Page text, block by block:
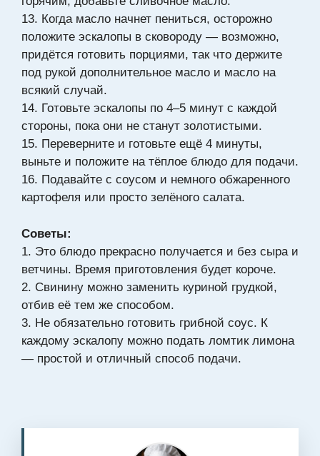
13. Когда масло начнет пениться, осторожно
положите эскалопы в сковороду — возможно,
придётся готовить порциями, так что держите
под рукой дополнительное масло и масло на
всякий случай.
14. Готовьте эскалопы по 4–5 минут с каждой
стороны, пока они не станут золотистыми.
15. Переверните и готовьте ещё 4 минуты,
выньте и положите на тёплое блюдо для подачи.
16. Подавайте с соусом и немного обжаренного
картофеля или просто зелёного салата.
Советы:
1. Это блюдо прекрасно получается и без сыра и
ветчины. Время приготовления будет короче.
2. Свинину можно заменить куриной грудкой,
отбив её тем же способом.
3. Не обязательно готовить грибной соус. К
каждому эскалопу можно подать ломтик лимона
— простой и отличный способ подачи.